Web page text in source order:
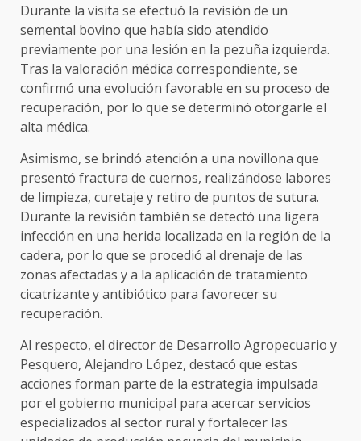
Durante la visita se efectuó la revisión de un
semental bovino que había sido atendido
previamente por una lesión en la pezuña izquierda.
Tras la valoración médica correspondiente, se
confirmó una evolución favorable en su proceso de
recuperación, por lo que se determinó otorgarle el
alta médica.
Asimismo, se brindó atención a una novillona que
presentó fractura de cuernos, realizándose labores
de limpieza, curetaje y retiro de puntos de sutura.
Durante la revisión también se detectó una ligera
infección en una herida localizada en la región de la
cadera, por lo que se procedió al drenaje de las
zonas afectadas y a la aplicación de tratamiento
cicatrizante y antibiótico para favorecer su
recuperación.
Al respecto, el director de Desarrollo Agropecuario y
Pesquero, Alejandro López, destacó que estas
acciones forman parte de la estrategia impulsada
por el gobierno municipal para acercar servicios
especializados al sector rural y fortalecer las